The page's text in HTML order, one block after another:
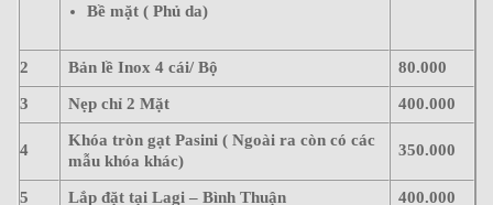
Bề mặt ( Phủ da)
2 Bản lề Inox 4 cái/ Bộ 80.000
3 Nẹp chỉ 2 Mặt 400.000
4
Khóa tròn gạt Pasini ( Ngoài ra còn có các
mẫu khóa khác)
350.000
5 Lắp đặt tại Lagi – Bình Thuận 400.000